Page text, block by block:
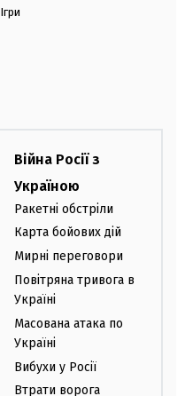
Ігри
Війна Росії з
Україною
Ракетні обстріли
Карта бойових дій
Мирні переговори
Повітряна тривога в
Україні
Масована атака по
Україні
Вибухи у Росії
Втрати ворога